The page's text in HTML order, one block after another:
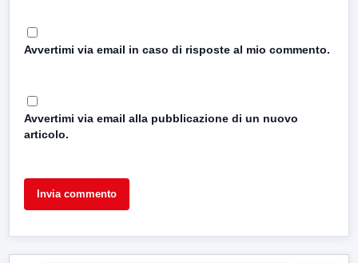
Avvertimi via email in caso di risposte al mio commento.
Avvertimi via email alla pubblicazione di un nuovo
articolo.